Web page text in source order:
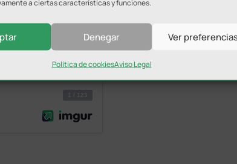
a ciertas características y funciones.
Denegar Ver
Política de cookiesAviso Legal